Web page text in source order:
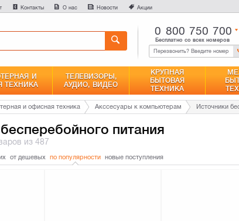
Контакты О нас Новости Акции
0 800 750 700
Бесплатно со всех номеров
И
ТЕХНИКА
ТЕЛЕВИЗОРЫ,
АУДИО, ВИДЕО
КРУПНАЯ
БЫТОВАЯ
ТЕХНИКА
и офисная техника Акссесуары к компьютерам Источники
питания
из 487
от дешевых по популярности новые поступления
Сравнение